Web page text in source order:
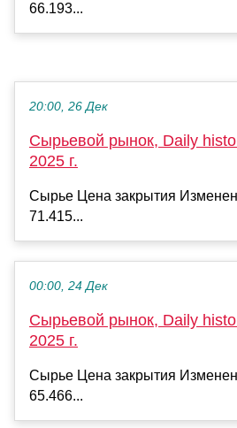
66.193...
20:00, 26 Дек
Сырьевой рынок, Daily
2025 г.
Сырье Цена закрытия
71.415...
00:00, 24 Дек
Сырьевой рынок, Daily
2025 г.
Сырье Цена закрытия
65.466...